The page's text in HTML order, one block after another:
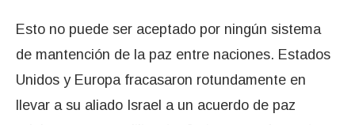
Esto no puede ser aceptado por ningún sistema
de mantención de la paz entre naciones. Estados
Unidos y Europa fracasaron rotundamente en
llevar a su aliado Israel a un acuerdo de paz